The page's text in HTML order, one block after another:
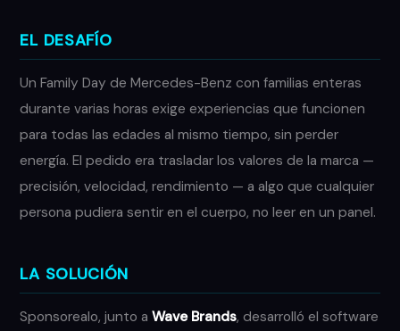
EL DESAFÍO
Un Family Day de Mercedes-Benz con familias enteras
durante varias horas exige experiencias que funcionen
para todas las edades al mismo tiempo, sin perder
energía. El pedido era trasladar los valores de la marca —
precisión, velocidad, rendimiento — a algo que cualquier
persona pudiera sentir en el cuerpo, no leer en un panel.
LA SOLUCIÓN
Sponsorealo, junto aWave Brands, desarrolló el software